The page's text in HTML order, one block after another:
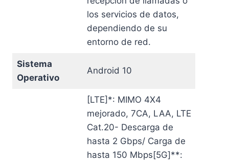
los servicios de datos,
dependiendo de su
entorno de red.
Sistema
Operativo
Android 10
[LTE]*: MIMO 4X4
mejorado, 7CA, LAA, LTE
Cat.20- Descarga de
hasta 2 Gbps/ Carga de
hasta 150 Mbps[5G]**: